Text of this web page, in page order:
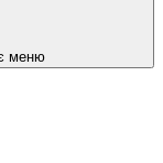
меню